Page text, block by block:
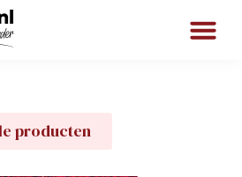
producten